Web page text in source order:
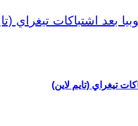
تيغراي (تايم لاين)